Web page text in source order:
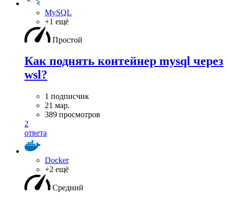
MySQL
+1 ещё
Простой
Как поднять контейнер mysql через
wsl?
1 подписчик
21 мар.
389 просмотров
2
ответа
Docker
+2 ещё
Средний